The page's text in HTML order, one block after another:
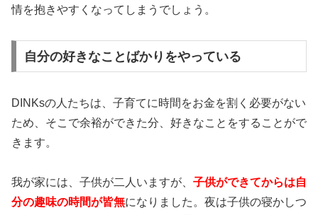
情を抱きやすくなってしまうでしょう。
自分の好きなことばかりをやっている
DINKsの人たちは、子育てに時間をお金を割く必要がない
ため、そこで余裕ができた分、好きなことをすることがで
きます。
我が家には、子供が二人いますが、 子供ができてからは自
分の趣味の時間が皆無になりました。夜は子供の寝かしつ